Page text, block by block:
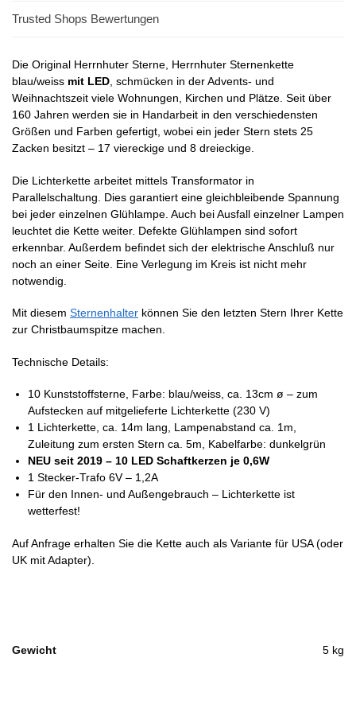
Trusted Shops Bewertungen
Die Original Herrnhuter Sterne, Herrnhuter Sternenkette
blau/weiss mit LED, schmücken in der Advents- und
Weihnachtszeit viele Wohnungen, Kirchen und Plätze. Seit über
160 Jahren werden sie in Handarbeit in den verschiedensten
Größen und Farben gefertigt, wobei ein jeder Stern stets 25
Zacken besitzt – 17 viereckige und 8 dreieckige.
Die Lichterkette arbeitet mittels Transformator in
Parallelschaltung. Dies garantiert eine gleichbleibende Spannung
bei jeder einzelnen Glühlampe. Auch bei Ausfall einzelner Lampen
leuchtet die Kette weiter. Defekte Glühlampen sind sofort
erkennbar. Außerdem befindet sich der elektrische Anschluß nur
noch an einer Seite. Eine Verlegung im Kreis ist nicht mehr
notwendig.
Mit diesem Sternenhalter können Sie den letzten Stern Ihrer Kette
zur Christbaumspitze machen.
Technische Details:
10 Kunststoffsterne, Farbe: blau/weiss, ca. 13cm ø – zum
Aufstecken auf mitgelieferte Lichterkette (230 V)
1 Lichterkette, ca. 14m lang, Lampenabstand ca. 1m,
Zuleitung zum ersten Stern ca. 5m, Kabelfarbe: dunkelgrün
NEU seit 2019 – 10 LED Schaftkerzen je 0,6W
1 Stecker-Trafo 6V – 1,2A
Für den Innen- und Außengebrauch – Lichterkette ist
wetterfest!
Auf Anfrage erhalten Sie die Kette auch als Variante für USA (oder
UK mit Adapter).
Gewicht 5 kg